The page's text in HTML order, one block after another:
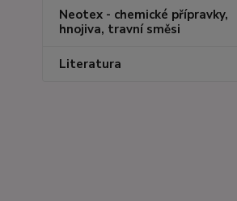
Neotex - chemické přípravky,
hnojiva, travní směsi
Literatura